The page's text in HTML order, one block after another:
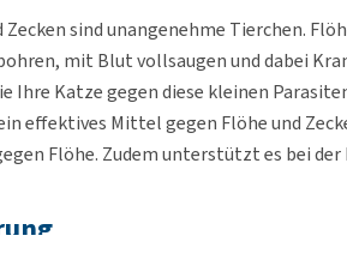
Zecken sind unangenehme Tierchen.
mit Blut vollsaugen und dabei
Ihre Katze gegen diese kleinen
effektives Mittel gegen Flöhe und
Flöhe. Zudem unterstützt es bei